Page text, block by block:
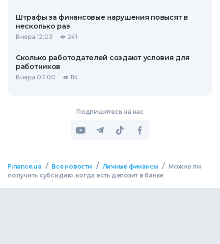
Штрафы за финансовые нарушения повысят в
несколько раз
Вчера 12:03 241
Сколько работодателей создают условия для
работников
Вчера 07:00 114
Подпишитесь на нас
Finance.ua / Все новости / Личные финансы /
Можно ли
получить субсидию, когда есть депозит в банке